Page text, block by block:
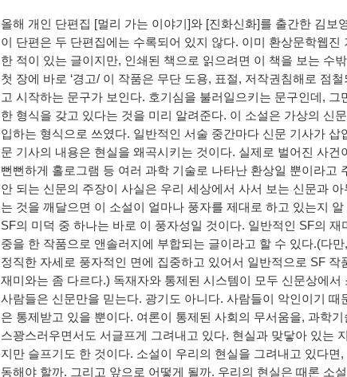
올해 개인 단편집 [멀리 가는 이야기]와 [진화신화]를 출간한 김보
이 단편은 두 단편집에는 수록되어 있지 않다. 이미 환상문학웹진
한 적이 있는 글이지만, 인쇄된 책으로 읽으려면 이 책을 보는 수
첫 장에 바로 ‘경고/ 이 작품은 무단 도용, 표절, 저작권침해로 점철
고 시작하는 문구가 보인다. 호기심을 불러일으키는 문구인데, 그
한 형식을 갖고 있다는 것을 미리 알려준다. 이 소설은 가상의 신
입하는 형식으로 쓰였다. 일반적인 서술 중간마다 신문 기사가 삽
문 기사의 내용은 현실을 왜곡시키는 것이다. 실제로 벌어진 사건
뻔뻔하게 홀로그램 등 여러 과학 기술로 나타난 환상일 뿐이라고
안 되는 신문의 주장이 사실은 우리 세상에서 사서 보는 신문과
는 것을 깨달으면 이 소설이 얼마나 풍자를 제대로 하고 있는지
SF의 미덕 중 하나는 바로 이 풍자성일 것이다. 일반적인 SF의 재
중을 한 작품으로 앤솔러지에 부합되는 글이라고 할 수 있다.(다만
정직한 자세로 풍자적인 면에 집중하고 있어서 일반적으로 SF 작
재미와는 좀 다르다.) 독재자와 통제된 시스템이 모두 신문상에서
사람들은 신문만을 믿는다. 광기도 아니다. 사람들이 악인이기 때
은 통제받고 있을 뿐이다. 여론이 통제된 사회의 무서움을, 과학
스꽝스러우면서도 서글프게 그려내고 있다. 현실과 맞닿아 있는
지만 슬프기도 한 것이다. 소설이 우리의 현실을 그려내고 있다면,
동해야 할까. 그리고 앞으로 어떻게 될까. 우리의 현실은 때론 소